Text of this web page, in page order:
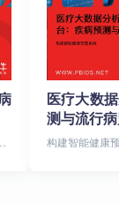
医疗大数
测与流行
构建智能健康